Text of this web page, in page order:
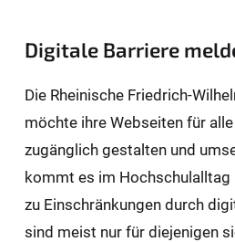
Digitale Barriere
Die Rheinische Friedrich-
möchte ihre Webseiten für
zugänglich gestalten und
kommt es im
zu Einschränkungen durch
sind meist nur für diejenigen